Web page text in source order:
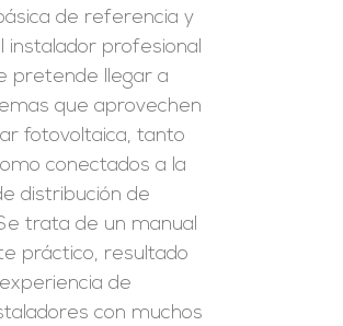
de referencia y
instalador profesional
pretende llegar a
que aprovechen
fotovoltaica, tanto
conectados a la
distribución de
trata de un manual
práctico, resultado
de
con muchos